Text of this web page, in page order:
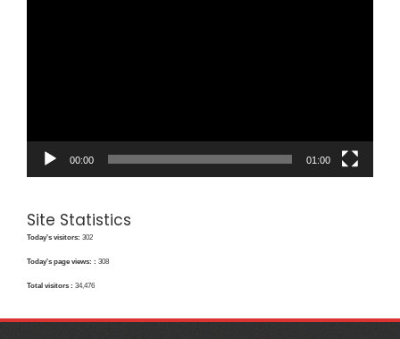
00:00 01:00
Site Statistics
Today's visitors: 302
Today's page views: : 308
Total visitors : 34,476